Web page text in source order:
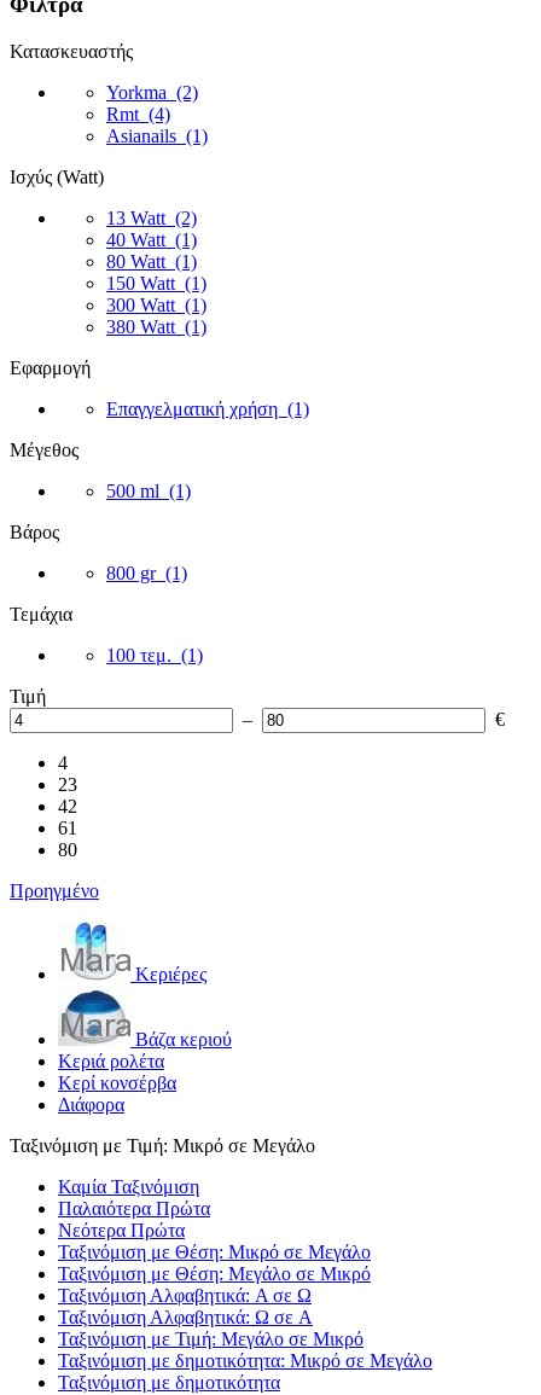
Κατασκευαστής
Yorkma (2)
Rmt (4)
Asianails (1)
Ισχύς (Watt)
13 Watt (2)
40 Watt (1)
80 Watt (1)
150 Watt (1)
300 Watt (1)
380 Watt (1)
Εφαρμογή
Επαγγελματική χρήση (1)
Μέγεθος
500 ml (1)
Βάρος
800 gr (1)
Τεμάχια
100 τεμ. (1)
Τιμή
–
€
4
23
42
61
80
Προηγμένο
Κεριέρες
Βάζα κεριού
Κεριά ρολέτα
Κερί κονσέρβα
Διάφορα
Ταξινόμιση με Τιμή: Μικρό σε Μεγάλο
Καμία Ταξινόμιση
Παλαιότερα Πρώτα
Νεότερα Πρώτα
Ταξινόμιση με Θέση: Μικρό σε Μεγάλο
Ταξινόμιση με Θέση: Μεγάλο σε Μικρό
Ταξινόμιση Αλφαβητικά: A σε Ω
Ταξινόμιση Αλφαβητικά: Ω σε A
Ταξινόμιση με Τιμή: Μεγάλο σε Μικρό
Ταξινόμιση με δημοτικότητα: Μικρό σε Μεγάλο
Ταξινόμιση με δημοτικότητα